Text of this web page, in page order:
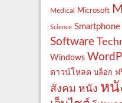
Medical Microsoft
Science Smartphone
Software
Windows
ดาวน์โหลด บล็อก ฟ
สังคม หนัง หนั